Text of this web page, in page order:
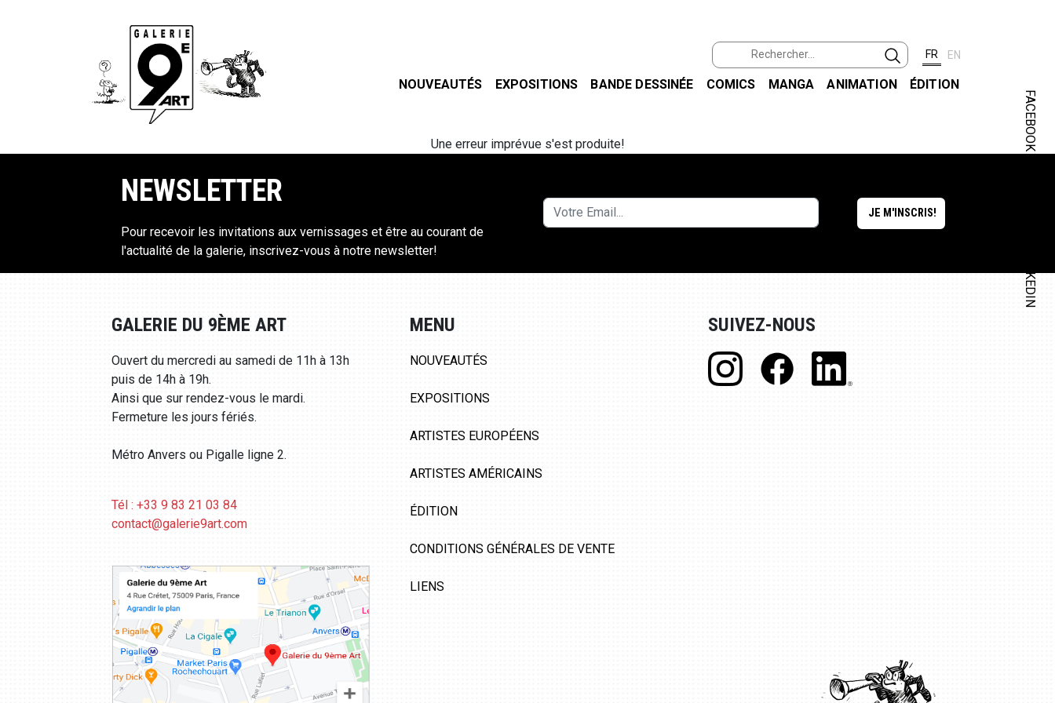
FR EN
NOUVEAUTÉS EXPOSITIONS BANDE DESSINÉE COMICS MANGA ANIMATION ÉDITION
FACEBOOK
LINKEDIN
Une erreur imprévue s'est produite!
NEWSLETTER
Pour recevoir les invitations aux vernissages et être au courant de
l'actualité de la galerie, inscrivez-vous à notre newsletter!
GALERIE DU 9ÈME ART
Ouvert du mercredi au samedi de 11h à 13h
puis de 14h à 19h.
Ainsi que sur rendez-vous le mardi.
Fermeture les jours fériés.
Métro Anvers ou Pigalle ligne 2.
Tél : +33 9 83 21 03 84
contact@galerie9art.com
MENU
NOUVEAUTÉS
EXPOSITIONS
ARTISTES EUROPÉENS
ARTISTES AMÉRICAINS
ÉDITION
CONDITIONS GÉNÉRALES DE VENTE
LIENS
SUIVEZ-NOUS